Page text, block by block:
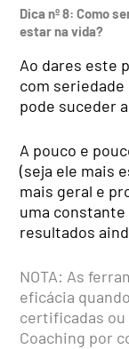
Dicanº8: Como
estar na vida?
Ao dares este
com
pode suceder
A pouco e
(seja ele mais
mais geral e
uma
resul­tados
NOTA: As
eficácia
certificadas
Coaching por